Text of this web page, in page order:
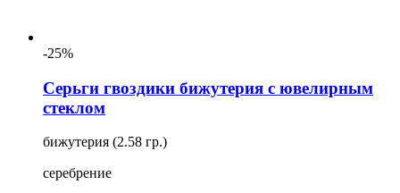
-25%
Серьги гвоздики бижутерия с ювелирным
стеклом
бижутерия (2.58 гр.)
серебрение